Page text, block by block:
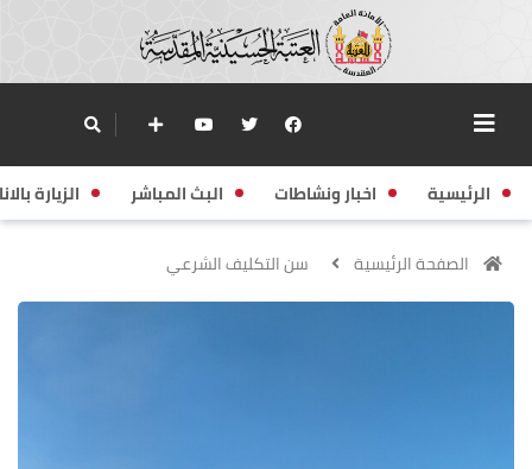
الرئيسية اخبار ونشاطات البث المباشر الزيارة
الصفحة الرئيسية سن التكليف الشرعي